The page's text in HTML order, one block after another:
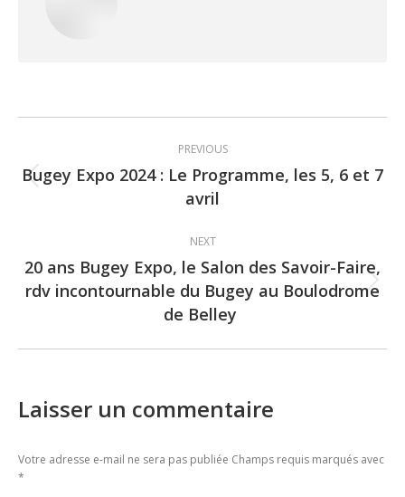
navigation
PREVIOUS
Previous
post:
Bugey Expo 2024 : Le Programme, les 5, 6 et 7
avril
NEXT
Next
post:
20 ans Bugey Expo, le Salon des Savoir-Faire,
rdv incontournable du Bugey au Boulodrome
de Belley
Laisser un commentaire
Votre adresse e-mail ne sera pas publiée Champs requis marqués avec
*